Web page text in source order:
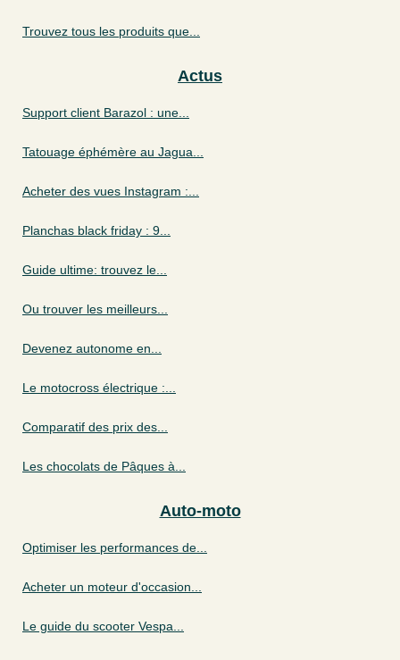
Trouvez tous les produits que...
Actus
Support client Barazol : une...
Tatouage éphémère au Jagua...
Acheter des vues Instagram :...
Planchas black friday : 9...
Guide ultime: trouvez le...
Ou trouver les meilleurs...
Devenez autonome en...
Le motocross électrique :...
Comparatif des prix des...
Les chocolats de Pâques à...
Auto-moto
Optimiser les performances de...
Acheter un moteur d'occasion...
Le guide du scooter Vespa...